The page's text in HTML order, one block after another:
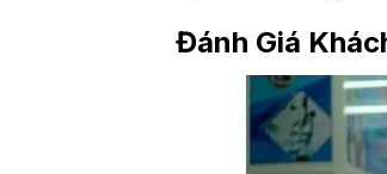
Đánh Giá